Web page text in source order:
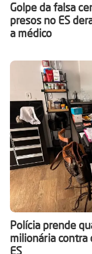
Golpe da falsa
presos no ES
a médico
Polícia prende
milionária contra
ES